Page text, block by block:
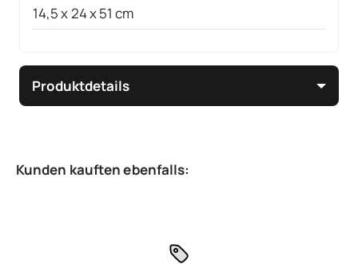
14,5 x 24 x 51 cm
Produktdetails